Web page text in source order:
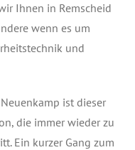
Ihnen in Remscheid
wenn es um
und
ist dieser
die immer wieder zu
Ein kurzer Gang zum